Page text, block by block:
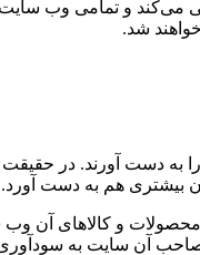
و تمامی وب
شد.
به دست آورند. در
بیشتری هم به دست آورد.
و کالاهای آن
آن سایت به